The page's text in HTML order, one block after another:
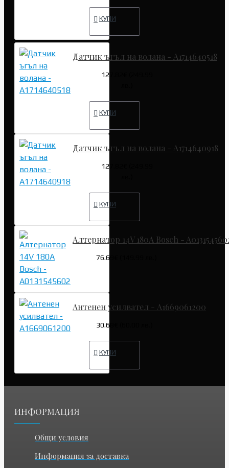
КУПИ
Датчик ъгъл на волана - A1714640518
127.82€ (249.99
КУПИ
Датчик ъгъл на волана - A1714640918
127.82€ (249.99
КУПИ
Алтернатор 14V 180A Bosch -
76.69€ (149.99 лв.)
Антенен усилвател - A1669061200
30.68€ (60.00 лв.)
КУПИ
ИНФОРМАЦИЯ
Общи условия
Информация за доставка